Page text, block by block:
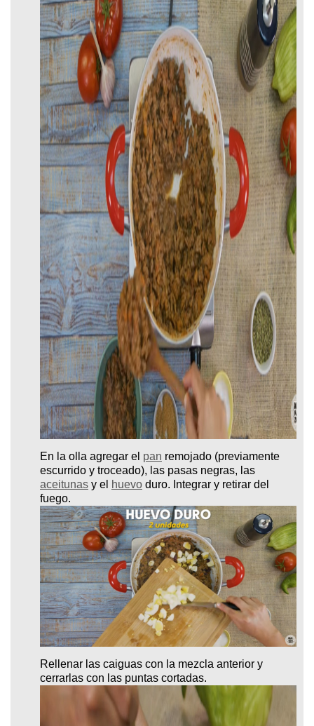
En la olla agregar el pan remojado (previamente
escurrido y troceado), las pasas negras, las
aceitunas y el huevo duro. Integrar y retirar del
fuego.
Rellenar las caiguas con la mezcla anterior y
cerrarlas con las puntas cortadas.